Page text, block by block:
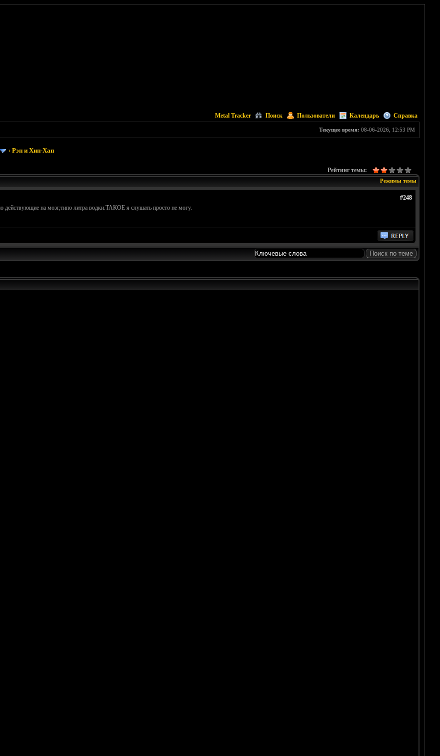
Metal Tracker Поиск Пользователи Календарь Справка
Текущее время: 08-06-2026, 12:53 PM
›Рэп и Хип-Хап
Рейтинг темы:
Режимы темы
#248
действующие на мозг,типо литра водки.ТАКОЕ я слушать просто не могу.